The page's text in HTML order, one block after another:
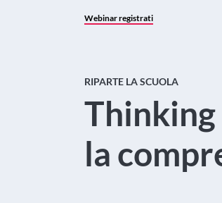
Webinar registrati
RIPARTE LA SCUOLA
Thinking
la